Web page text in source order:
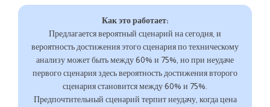
Как это работает:
Предлагается вероятный сценарий на сегодня, и
вероятность достижения этого сценария по техническому
анализу может быть между 60% и 75%, но при неудаче
первого сценария здесь вероятность достижения второго
сценария становится между 60% и 75%.
Предпочтительный сценарий терпит неудачу, когда цена